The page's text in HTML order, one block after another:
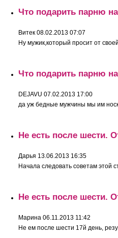
Что подарить парню
Витек 08.02.2013 07:07
Ну мужик,который просит от
Что подарить парню
DEJAVU 07.02.2013 17:00
да уж бедные мужчины мы им
Не есть после шести.
Дарья 13.06.2013 16:35
Начала следовать советам этой
Не есть после шести.
Марина 06.11.2013 11:42
Не ем после шести 17й день,